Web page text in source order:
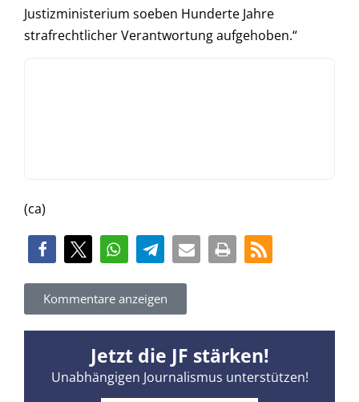
Justizministerium soeben Hunderte Jahre
strafrechtlicher Verantwortung aufgehoben.“
(ca)
Kommentare anzeigen
Jetzt die JF stärken!
Unabhängigen Journalismus unterstützen!